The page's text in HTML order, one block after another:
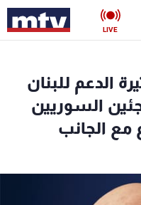
LIVE
الدعم للبنان
السوريين
مع الجانب